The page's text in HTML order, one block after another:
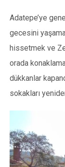
Adatepe’ye
gecesini
hissetmek ve
orada
dükkanlar
sokakları